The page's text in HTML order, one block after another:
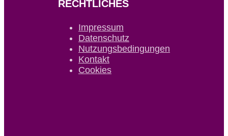
RECHTLICHES
Impressum
Datenschutz
Nutzungsbedingungen
Kontakt
Cookies